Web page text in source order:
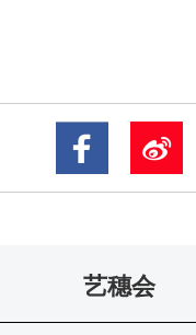
艺穗会